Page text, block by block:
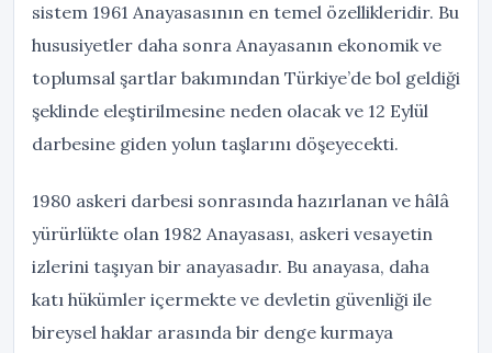
sistem 1961 Anayasasının en temel özellikleridir. Bu
hususiyetler daha sonra Anayasanın ekonomik ve
toplumsal şartlar bakımından Türkiye’de bol geldiği
şeklinde eleştirilmesine neden olacak ve 12 Eylül
darbesine giden yolun taşlarını döşeyecekti.
1980 askeri darbesi sonrasında hazırlanan ve hâlâ
yürürlükte olan 1982 Anayasası, askeri vesayetin
izlerini taşıyan bir anayasadır. Bu anayasa, daha
katı hükümler içermekte ve devletin güvenliği ile
bireysel haklar arasında bir denge kurmaya